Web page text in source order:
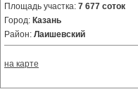
Площадь участка: 7 677 соток
Город: Казань
Район: Лаишевский
на карте